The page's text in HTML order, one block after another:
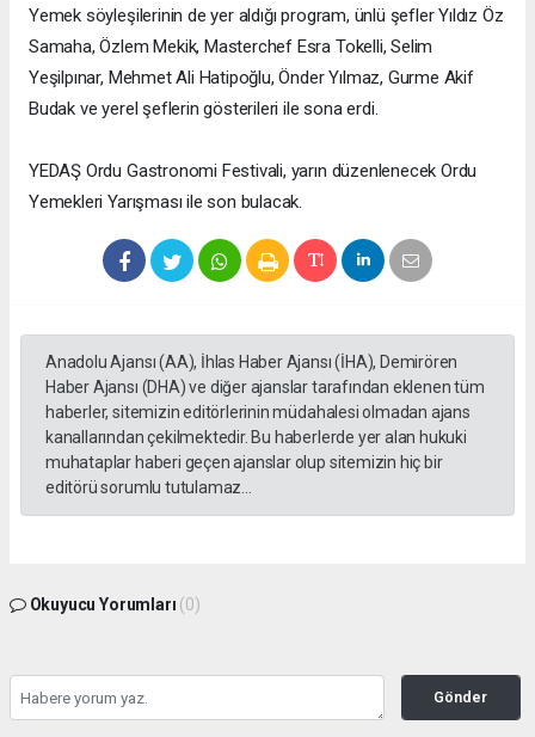
Yemek söyleşilerinin de yer aldığı program, ünlü şefler Yıldız Öz
Samaha, Özlem Mekik, Masterchef Esra Tokelli, Selim
Yeşilpınar, Mehmet Ali Hatipoğlu, Önder Yılmaz, Gurme Akif
Budak ve yerel şeflerin gösterileri ile sona erdi.
YEDAŞ Ordu Gastronomi Festivali, yarın düzenlenecek Ordu
Yemekleri Yarışması ile son bulacak.
Anadolu Ajansı (AA), İhlas Haber Ajansı (İHA), Demirören
Haber Ajansı (DHA) ve diğer ajanslar tarafından eklenen tüm
haberler, sitemizin editörlerinin müdahalesi olmadan ajans
kanallarından çekilmektedir. Bu haberlerde yer alan hukuki
muhataplar haberi geçen ajanslar olup sitemizin hiç bir
editörü sorumlu tutulamaz...
Okuyucu Yorumları (0)
Gönder